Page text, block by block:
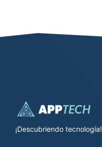
¡Descubriendo tecnología!